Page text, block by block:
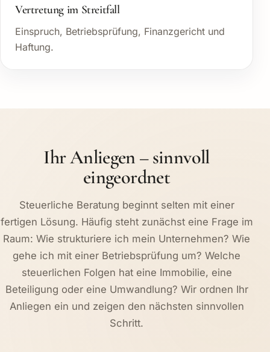
Vertretung im Streitfall
Einspruch, Betriebsprüfung, Finanzgericht und
Haftung.
Ihr Anliegen – sinnvoll
eingeordnet
Steuerliche Beratung beginnt selten mit einer
fertigen Lösung. Häufig steht zunächst eine Frage im
Raum: Wie strukturiere ich mein Unternehmen? Wie
gehe ich mit einer Betriebsprüfung um? Welche
steuerlichen Folgen hat eine Immobilie, eine
Beteiligung oder eine Umwandlung? Wir ordnen Ihr
Anliegen ein und zeigen den nächsten sinnvollen
Schritt.